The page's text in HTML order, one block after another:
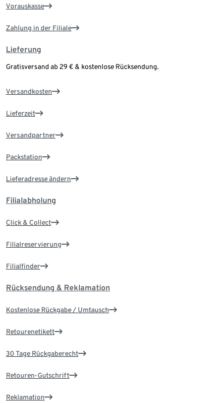
Vorauskasse
Zahlung in der Filiale
Lieferung
Gratisversand ab 29 € & kostenlose Rücksendung.
Versandkosten
Lieferzeit
Versandpartner
Packstation
Lieferadresse ändern
Filialabholung
Click & Collect
Filialreservierung
Filialfinder
Rücksendung & Reklamation
Kostenlose Rückgabe / Umtausch
Retourenetikett
30 Tage Rückgaberecht
Retouren-Gutschrift
Reklamation